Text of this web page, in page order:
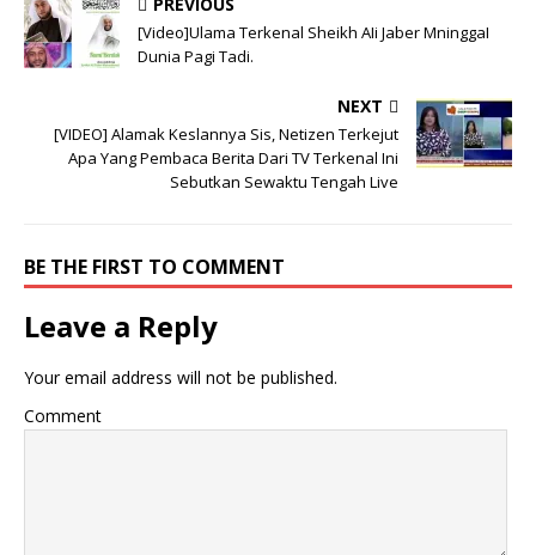
[Video]Ulama Terkenal Sheikh AIi Jaber MninggaI
Dunia Pagi Tadi.
NEXT
[VIDEO] Alamak Keslannya Sis, Netizen Terkejut
Apa Yang Pembaca Berita Dari TV Terkenal Ini
Sebutkan Sewaktu Tengah Live
BE THE FIRST TO COMMENT
Leave a Reply
Your email address will not be published.
Comment